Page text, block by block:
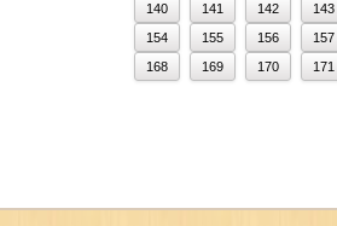
140
141 142
143
154
155 156
157
168
169 170 171